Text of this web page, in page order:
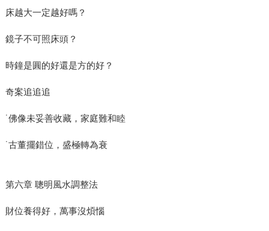
床越大一定越好嗎？
鏡子不可照床頭？
時鐘是圓的好還是方的好？
奇案追追追
˙佛像未妥善收藏，家庭難和睦
˙古董擺錯位，盛極轉為衰
第六章 聰明風水調整法
財位養得好，萬事沒煩惱